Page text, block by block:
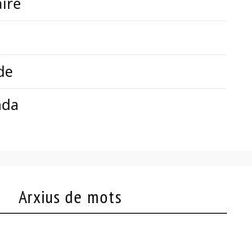
Arxius de mots